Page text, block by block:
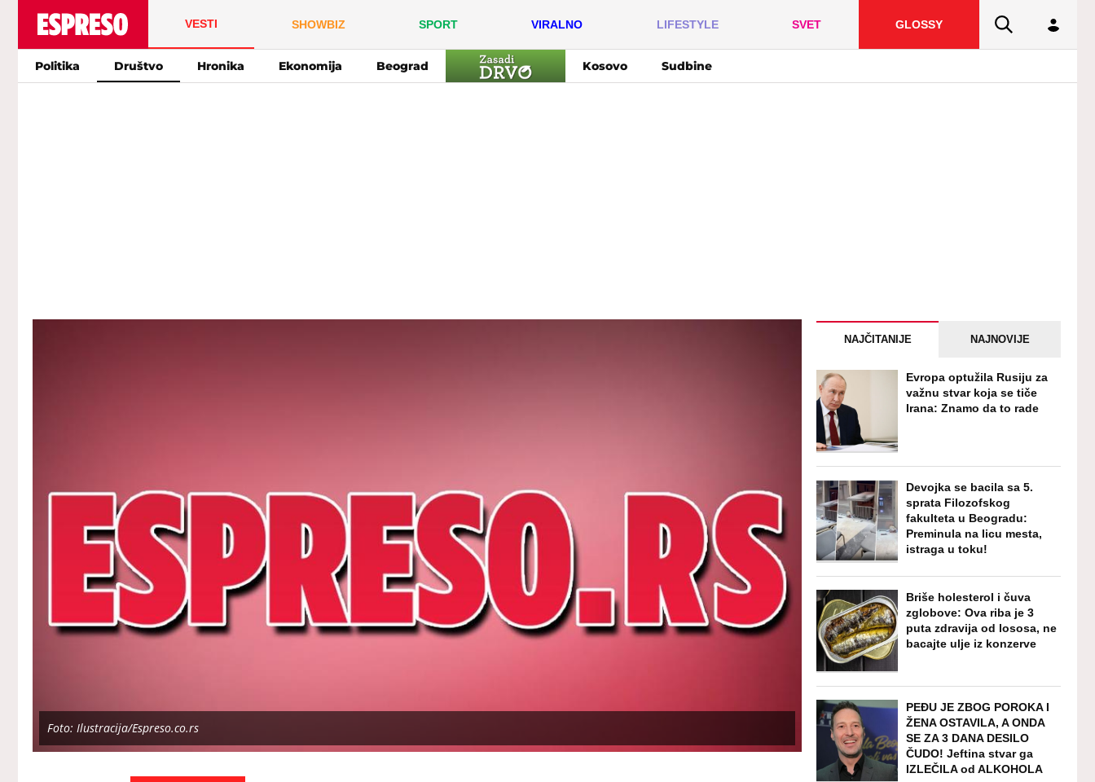
VESTI SHOWBIZ SPORT VIRALNO LIFESTYLE SVET GLOSSY
Politika Društvo Hronika Ekonomija Beograd Kosovo Sudbine
Foto: Ilustracija/Espreso.co.rs
NAJČITANIJE NAJNOVIJE
Evropa optužila Rusiju za
važnu stvar koja se tiče
Irana: Znamo da to rade
Devojka se bacila sa 5.
sprata Filozofskog
fakulteta u Beogradu:
Preminula na licu mesta,
istraga u toku!
Briše holesterol i čuva
zglobove: Ova riba je 3
puta zdravija od lososa, ne
bacajte ulje iz konzerve
PEĐU JE ZBOG POROKA I
ŽENA OSTAVILA, A ONDA
SE ZA 3 DANA DESILO
ČUDO! Jeftina stvar ga
IZLEČILA od ALKOHOLA